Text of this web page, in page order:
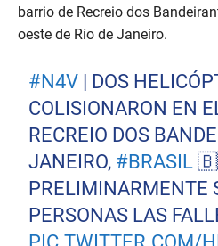
barrio de Recreio dos
oeste de Río de Janeiro.
#N4V | DOS
COLISIONARON EN
RECREIO DOS
JANEIRO, #BRASIL
PRELIMINARMENTE
PERSONAS LAS